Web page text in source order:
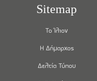
Sitemap
Το Ίλιον
Η Δήμαρχος
Δελτία Τύπου